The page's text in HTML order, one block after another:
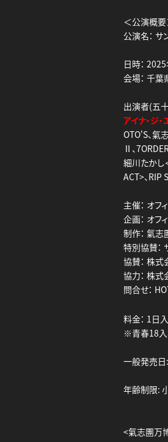
＜公演概要
公演名：
日時：
会場： 千
出演者(五
アイナ・ジ・
OTO'S、氣
Ⅱ、
細川たかし
ACT>、RIP
主催： オフ
企画： オフ
制作： 氣
特別協賛：
協賛： 株
協力： 株式
問合せ：
料金： 1日
※青春18入
一般発売日
年齢制限:
<氣志團万